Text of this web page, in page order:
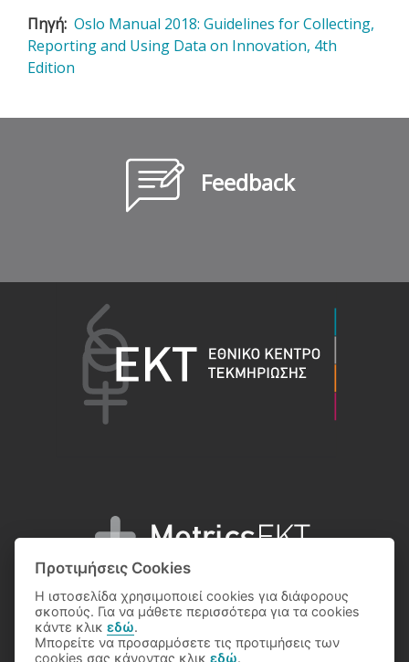
Πηγή Oslo Manual 2018: Guidelines for Collecting,
Reporting and Using Data on Innovation, 4th
Edition
Feedback
© 2026 National Documentation Centre
Προτιμήσεις Cookies
Η ιστοσελίδα χρησιμοποιεί cookies για διάφορους
σκοπούς. Για να μάθετε περισσότερα για τα cookies
κάντε κλικεδώ.
Μπορείτε να προσαρμόσετε τις προτιμήσεις των
cookies σας κάνοντας κλικεδώ.